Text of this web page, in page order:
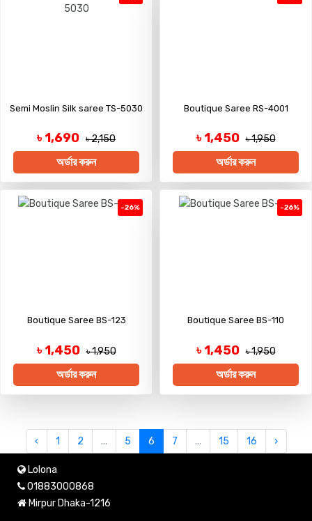
Semi Moslin Silk saree TS-5030
৳ 1,690 ৳ 2,150
অর্ডার করুন
Boutique Saree RS-4001
৳ 1,450 ৳ 1,950
অর্ডার করুন
-26%
Boutique Saree BS-123
৳ 1,450 ৳ 1,950
অর্ডার করুন
-26%
Boutique Saree BS-110
৳ 1,450 ৳ 1,950
অর্ডার করুন
‹ 1 2 ... 5 6 7 ... 15 16 ›
Lolona
01883000868
Mirpur Dhaka-1216